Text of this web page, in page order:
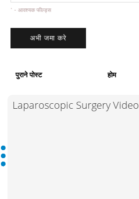
* - आवश्यक फील्ड्स
पुराने पोस्ट होम
Laparoscopic Surgery Video